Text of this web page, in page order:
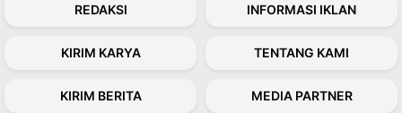
REDAKSI INFORMASI IKLAN
KIRIM KARYA TENTANG KAMI
KIRIM BERITA MEDIA PARTNER